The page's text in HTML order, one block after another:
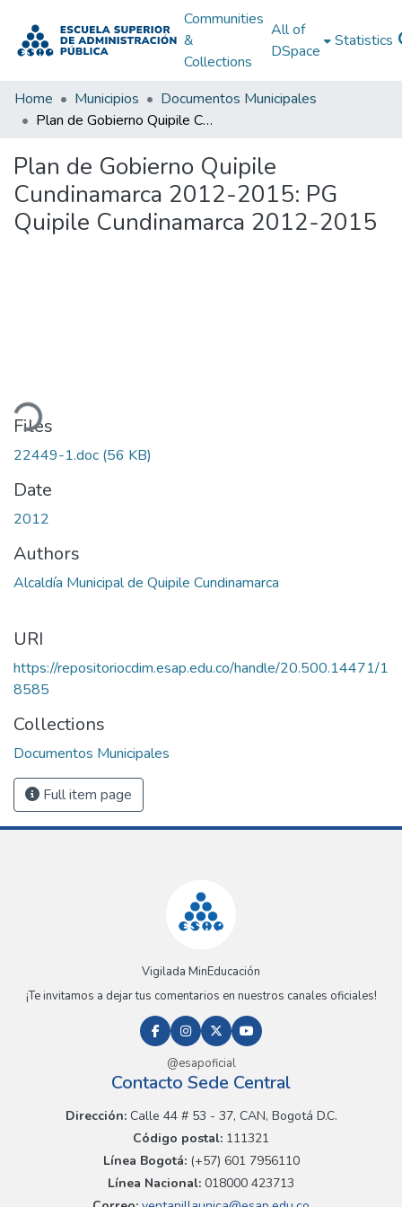
Communities
&
Collections
All of
DSpace
Statistics
Home Municipios
Documentos Municipales
Plan de Gobierno Quipile Cundinamarca 2012-2015: PG Quipile Cundinamarca 2012-2015
Plan de Gobierno Quipile
Cundinamarca 2012-2015: PG
Quipile Cundinamarca 2012-2015
Files
22449-1.doc (56 KB)
Date
2012
Authors
Alcaldía Municipal de Quipile Cundinamarca
URI
https://repositoriocdim.esap.edu.co/handle/20.500.14471/1
8585
Collections
Documentos Municipales
Full item page
Vigilada MinEducación
¡Te invitamos a dejar tus comentarios en nuestros canales oficiales!
@esapoficial
Contacto Sede Central
Dirección:Calle 44 # 53 - 37, CAN, Bogotá D.C.
Código postal: 111321
Línea Bogotá:(+57) 601 7956110
Línea Nacional: 018000 423713